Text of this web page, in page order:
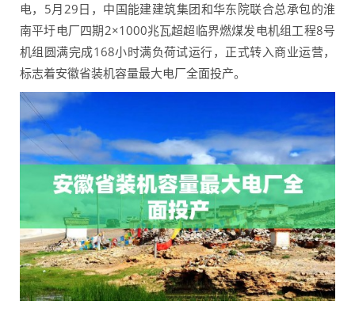
电，5月29日，中国能建建筑集团和华东院联合总承包的淮
南平圩电厂四期2×1000兆瓦超超临界燃煤发电机组工程8号
机组圆满完成168小时满负荷试运行，正式转入商业运营，
标志着安徽省装机容量最大电厂全面投产。